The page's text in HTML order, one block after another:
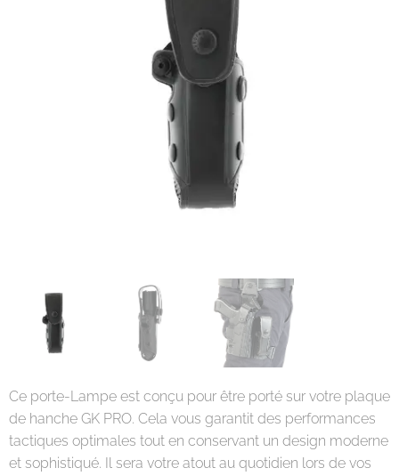
Ce porte-Lampe est conçu pour être porté sur votre plaque
de hanche GK PRO. Cela vous garantit des performances
tactiques optimales tout en conservant un design moderne
et sophistiqué. Il sera votre atout au quotidien lors de vos